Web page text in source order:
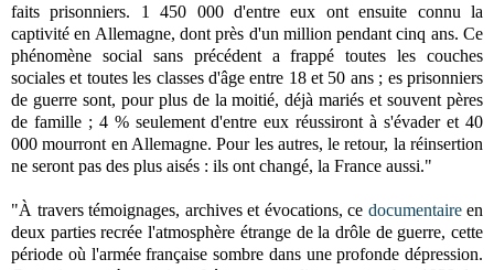
faits prisonniers. 1 450 000 d'entre eux ont ensuite connu la
captivité en Allemagne, dont près d'un million pendant cinq ans. Ce
phénomène social sans précédent a frappé toutes les couches
sociales et toutes les classes d'âge entre 18 et 50 ans ; es prisonniers
de guerre sont, pour plus de la moitié, déjà mariés et souvent pères
de famille ; 4 % seulement d'entre eux réussiront à s'évader et 40
000 mourront en Allemagne. Pour les autres, le retour, la réinsertion
ne seront pas des plus aisés : ils ont changé, la France aussi."
"À travers témoignages, archives et évocations, ce documentaireen
deux parties recrée l'atmosphère étrange de la drôle de guerre, cette
période où l'armée française sombre dans une profonde dépression.